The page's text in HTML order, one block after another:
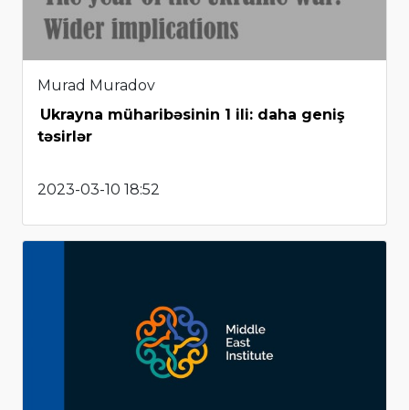
Murad Muradov
Ukrayna müharibəsinin 1 ili: daha geniş
təsirlər
2023-03-10 18:52